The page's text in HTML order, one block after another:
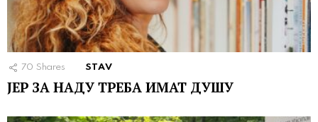
70 Shares STAV
ЈЕР ЗА НАДУ ТРЕБА ИМАТ ДУШУ